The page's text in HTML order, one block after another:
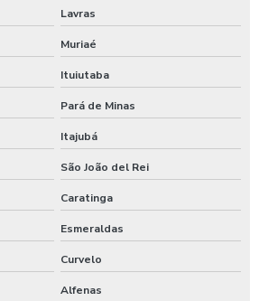
automotiva a vapor
de carros
de veiculos
automotivos
químicos
carros
de água quente
três produtos
Lavras
Muriaé
Ituiutaba
Pará de Minas
Itajubá
São João del Rei
Caratinga
Esmeraldas
Curvelo
Alfenas